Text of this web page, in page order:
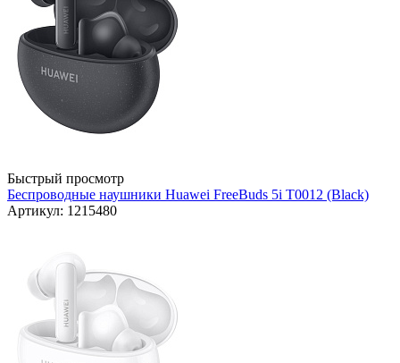
Быстрый просмотр
Беспроводные наушники Huawei FreeBuds 5i T0012 (Black)
Артикул: 1215480